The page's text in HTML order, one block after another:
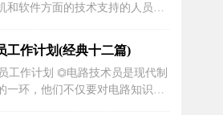
农业技术人员能够更好...
和软件方面的技术支持的人员。
工在使用计算机和软件过程中遇
详细讨论开机技术员的工作计
天早上要完成一系列的准备工
确保所有计算机和相...
工作计划(经典十二篇)
工作计划 ⏣电路技术员是现代制
一环，他们不仅要对电路知识熟